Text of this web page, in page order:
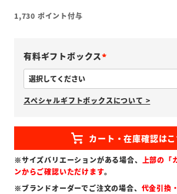
1,730 ポイント付与
有料ギフトボックス
必
須
)
スペシャルギフトボックスについて >
※サイズバリエーションがある場合、 上部の「
ンからご確認いただけます。
※ブランドオーダーでご注文の場合、 代金引換